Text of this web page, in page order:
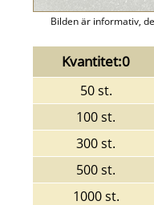
Bilden är informativ,
Kvantitet:0
50 st.
100 st.
300 st.
500 st.
1000 st.